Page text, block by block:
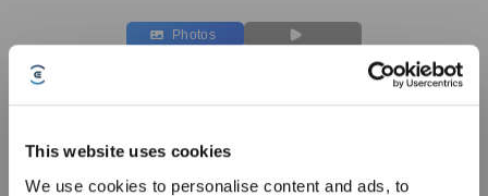
This website uses cookies
We use cookies to personalise content and ads, to
Photos
Filtres Antibactériens* pour DEEBOT T30/T30e
Les points forts